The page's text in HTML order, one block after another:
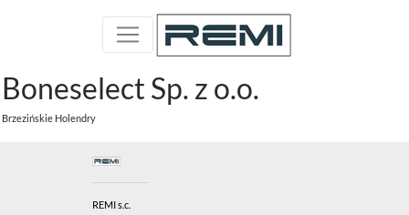
Boneselect Sp. z o.o.
Brzezińskie Holendry
REMI s.c.